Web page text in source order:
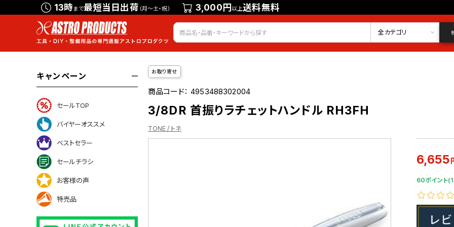
13時まで最短当日出荷 （月～土・祝） 3,000円以上送料無料
会員登録 ログイン
お気に入り
全カテゴリ
キャンペーン
セールTOP
バイヤーオススメ
ベストセラー
セールチラシ
お客様の声
特売品
お取り寄せ
商品コード：4953488302004
3/8DR 首振りラチェットハンドル RH3FH
TONE / トネ
6,655
60ポイント